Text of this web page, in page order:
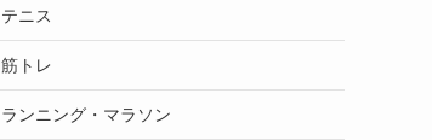
テニス
筋トレ
ランニング・マラソン